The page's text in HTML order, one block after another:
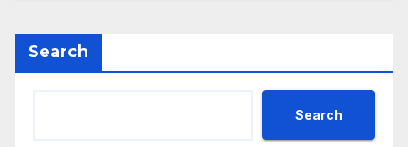
Search
Search